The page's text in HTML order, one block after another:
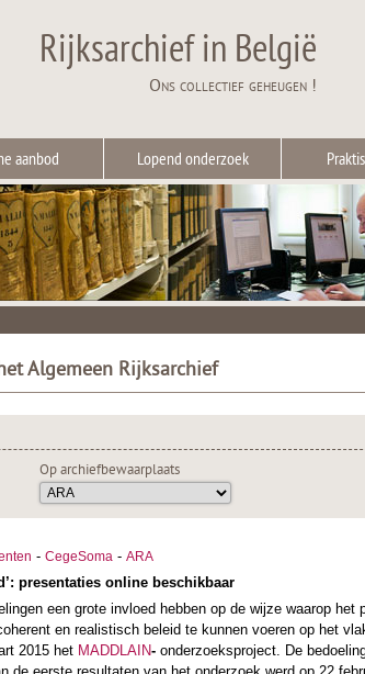
Rijksarchief in België
Ons collectief geheugen !
aanbod Lopend onderzoek
Algemeen Rijksarchief
Op archiefbewaarplaats
- CegeSoma - ARA
presentaties online beschikbaar
een grote invloed hebben op de wijze waarop
en realistisch beleid te kunnen voeren op het
2015 het MADDLAIN- onderzoeksproject. De